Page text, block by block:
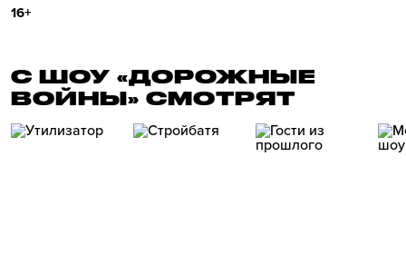
16+
С ШОУ «ДОРОЖНЫЕ
ВОЙНЫ» СМОТРЯТ